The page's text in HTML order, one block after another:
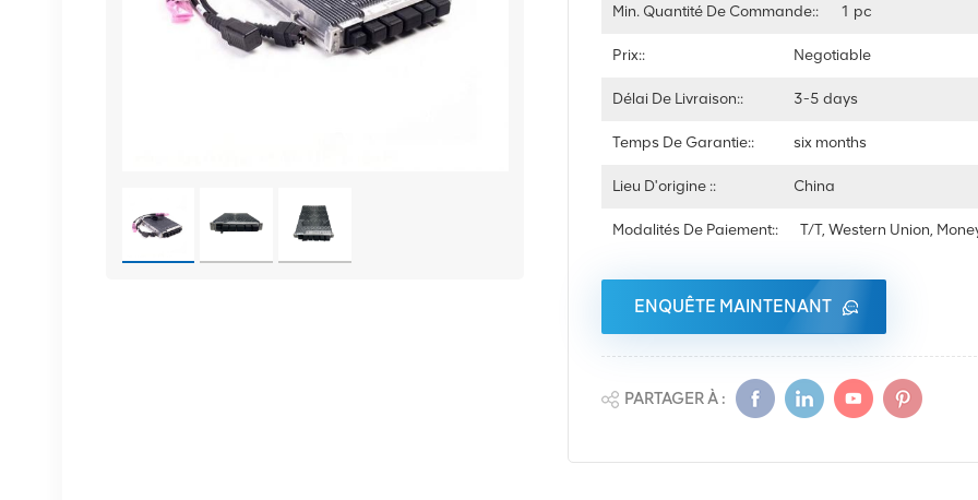
Min. Quantité De Commande:: 1 pc
Prix:: Negotiable
Délai De Livraison:: 3-5 days
Temps De Garantie:: six months
Lieu D'origine :: China
Modalités De Paiement:: T/T, Western Union,
ENQUÊTE MAINTENANT
PARTAGER À :